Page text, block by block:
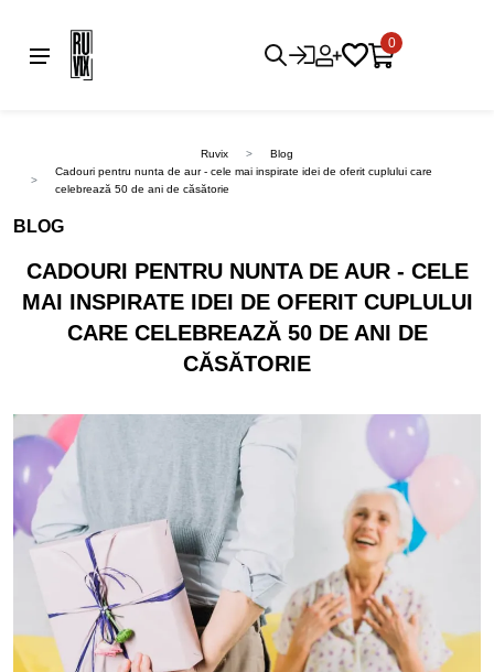
0
Ruvix
Blog
Cadouri pentru nunta de aur - cele mai inspirate idei de oferit cuplului care
celebrează 50 de ani de căsătorie
BLOG
CADOURI PENTRU NUNTA DE AUR - CELE
MAI INSPIRATE IDEI DE OFERIT CUPLULUI
CARE CELEBREAZĂ 50 DE ANI DE
CĂSĂTORIE